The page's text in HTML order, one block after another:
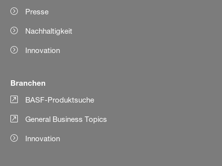
Presse
Nachhaltigkeit
Innovation
Branchen
BASF-Produktsuche
General Business Topics
Innovation